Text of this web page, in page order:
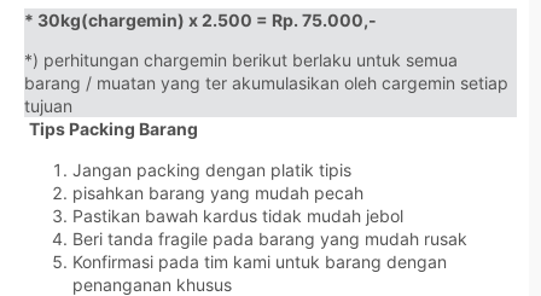
* 30kg(chargemin) x 2.500 = Rp. 75.000,-
*) perhitungan chargemin berikut berlaku untuk semua
barang / muatan yang ter akumulasikan oleh cargemin setiap
tujuan
Tips Packing Barang
Jangan packing dengan platik tipis
pisahkan barang yang mudah pecah
Pastikan bawah kardus tidak mudah jebol
Beri tanda fragile pada barang yang mudah rusak
Konfirmasi pada tim kami untuk barang dengan
penanganan khusus